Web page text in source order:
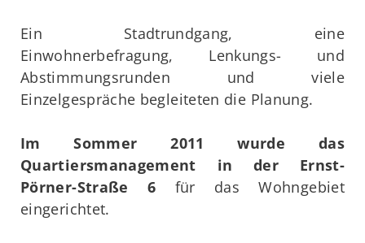
Ein Stadtrundgang, eine
Einwohnerbefragung, Lenkungs- und
Abstimmungsrunden und viele
Einzelgespräche begleiteten die Planung.
Im Sommer 2011 wurde das
Quartiersmanagement in der Ernst-
Pörner-Straße 6 für das Wohngebiet
eingerichtet.